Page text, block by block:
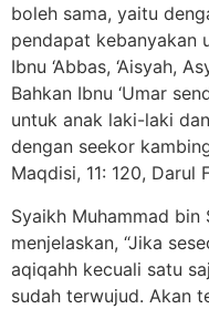
boleh sama, yaitu
pendapat kebanyakan
Ibnu ‘Abbas, ‘Aisyah,
Bahkan Ibnu ‘Umar
untuk anak laki-laki
dengan seekor
Maqdisi, 11: 120, Darul
Syaikh Muhammad bin
menjelaskan, “Jika
aqiqahh kecuali satu
sudah terwujud. Akan